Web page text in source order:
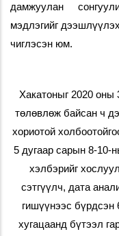
дамжуулан
мэдлэгийг
чиглэсэн юм.
Хакатоныг 2020 оны
төлөвлөж байсан ч
хориотой
5 дугаар сарын 8-10-
хэлбэрийг
сэтгүүлч, дата
гишүүнээс бүрдсэн
хугацаанд бүтээл